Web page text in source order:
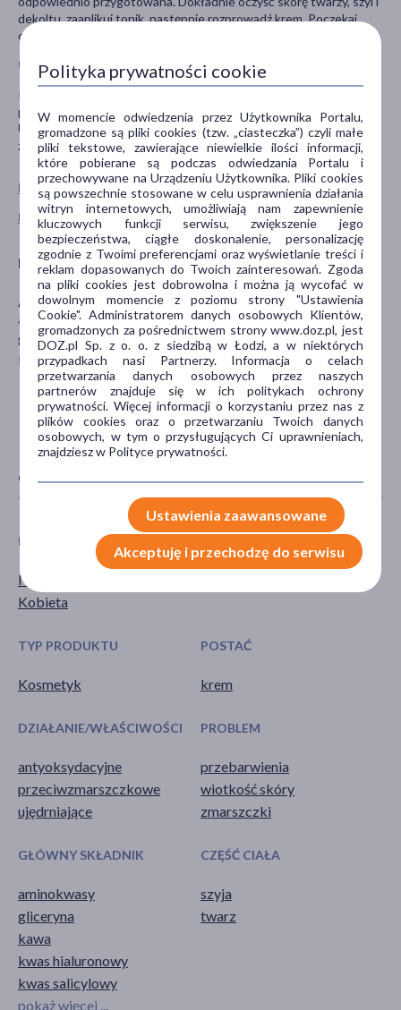
Pokaż wszystkie produkty APIS
Pokaż wszystkie produkty linii Coffee Shot marki Apis
Producent
APIS Natural Cosmetics Sp.z.o.o
Łochowska 40
85-372 Bydgoszcz
biuro@apiscosmetics.pl
dekoltu, zaaplikuj tonik, następnie rozprowadź krem. Poczekaj
chwilę aż się wchłonie. Krem możesz stosować 1-2 razy dziennie.
Uwagi
Produkt przebadany dermatologicznie. Do użytku
profesjonalnego. Przechowywać w temperaturze pokojowej.
Unikać kontaktu z oczami. Nie stosować przy nadwrażliwości na
zawarte składniki.
CECHY PRODUKTU
PŁEĆ
Mężczyzna
Kobieta
TYP PRODUKTU
Kosmetyk
POSTAĆ
krem
DZIAŁANIE/WŁAŚCIWOŚCI
antyoksydacyjne
przeciwzmarszczkowe
ujędrniające
PROBLEM
przebarwienia
wiotkość skóry
zmarszczki
GŁÓWNY SKŁADNIK
aminokwasy
gliceryna
kawa
kwas hialuronowy
kwas salicylowy
pokaż więcej ...
CZĘŚĆ CIAŁA
szyja
twarz
Polityka prywatności cookie
W momencie odwiedzenia przez Użytkownika Portalu,
gromadzone są pliki cookies (tzw. „ciasteczka”) czyli małe
pliki tekstowe, zawierające niewielkie ilości informacji,
które pobierane są podczas odwiedzania Portalu i
przechowywane na Urządzeniu Użytkownika. Pliki cookies
są powszechnie stosowane w celu usprawnienia działania
witryn internetowych, umożliwiają nam zapewnienie
kluczowych funkcji serwisu, zwiększenie jego
bezpieczeństwa, ciągłe doskonalenie, personalizację
zgodnie z Twoimi preferencjami oraz wyświetlanie treści i
reklam dopasowanych do Twoich zainteresowań. Zgoda
na pliki cookies jest dobrowolna i można ją wycofać w
dowolnym momencie z poziomu strony "Ustawienia
Cookie". Administratorem danych osobowych Klientów,
gromadzonych za pośrednictwem strony www.doz.pl, jest
DOZ.pl Sp. z o. o. z siedzibą w Łodzi, a w niektórych
przypadkach nasi Partnerzy. Informacja o celach
przetwarzania danych osobowych przez naszych
partnerów znajduje się w ich politykach ochrony
prywatności. Więcej informacji o korzystaniu przez nas z
plików cookies oraz o przetwarzaniu Twoich danych
osobowych, w tym o przysługujących Ci uprawnieniach,
znajdziesz w Polityce prywatności.
Ustawienia zaawansowane
Akceptuję i przechodzę do serwisu